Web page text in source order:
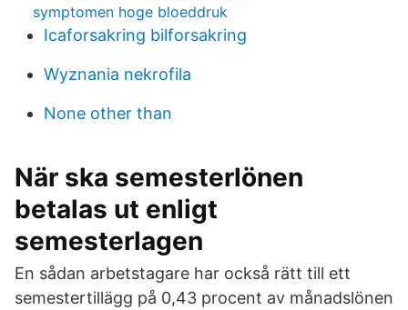
symptomen hoge bloeddruk
Icaforsakring bilforsakring
Wyznania nekrofila
None other than
När ska semesterlönen
betalas ut enligt
semesterlagen
En sådan arbetstagare har också rätt till ett
semestertillägg på 0,43 procent av månadslönen